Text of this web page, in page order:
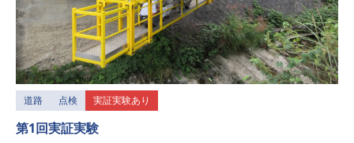
道路 点検 実証実験あり
第1回実証実験